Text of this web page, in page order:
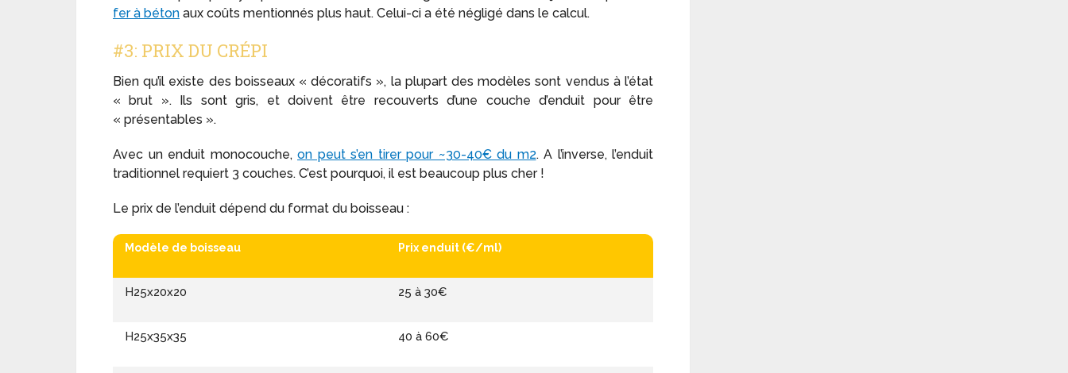
fer à béton aux coûts mentionnés plus haut. Celui-ci a été négligé dans le calcul.
#3: PRIX DU CRÉPI
Bien qu’il existe des boisseaux « décoratifs », la plupart des modèles sont vendus à l’état
« brut ». Ils sont gris, et doivent être recouverts d’une couche d’enduit pour être
« présentables ».
Avec un enduit monocouche, on peut s’en tirer pour ~30-40€ du m2. A l’inverse, l’enduit
traditionnel requiert 3 couches. C’est pourquoi, il est beaucoup plus cher !
Le prix de l’enduit dépend du format du boisseau :
Modèle de boisseau Prix enduit (€/ml)
H25x20x20 25 à 30€
H25x35x35 40 à 60€